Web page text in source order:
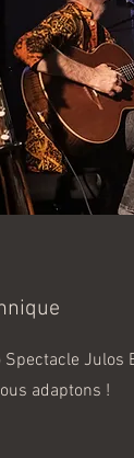
Spectacle Julos
adaptons !